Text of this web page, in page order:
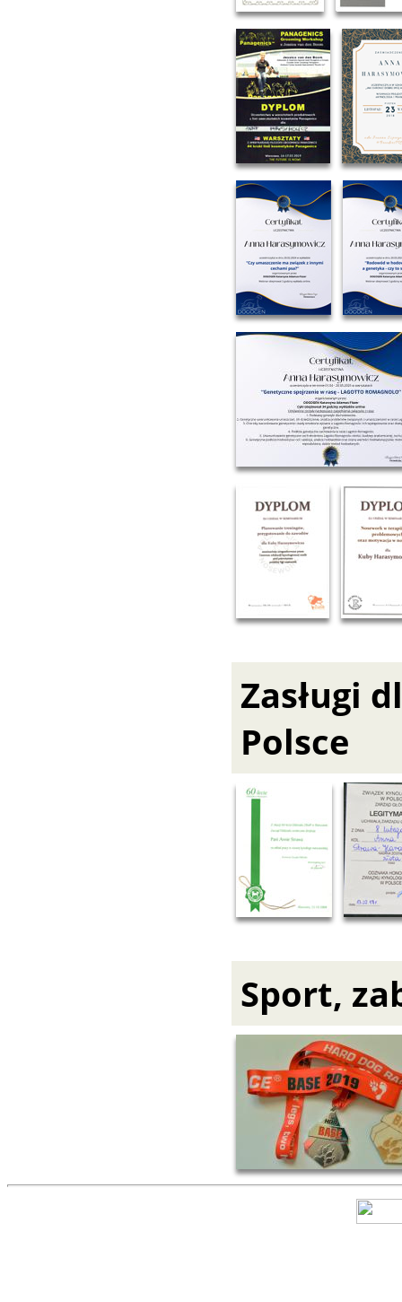
Zasługi
Polsce
Sport,